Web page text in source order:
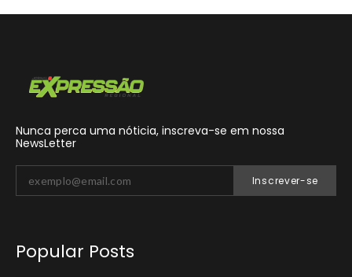
Nunca perca uma nóticia, inscreva-se em nossa
NewsLetter
Inscrever-se
Popular Posts